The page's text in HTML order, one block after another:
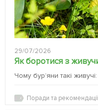
29/07/2026
Як боротися з
Чому бур’яни такі
Поради та рекомендації